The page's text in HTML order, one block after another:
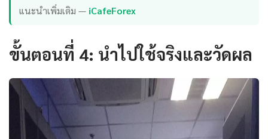
แนะนำเพิ่มเติม — iCafeForex
ขั้นตอนที่ 4: นำไปใช้จริงและวัดผล